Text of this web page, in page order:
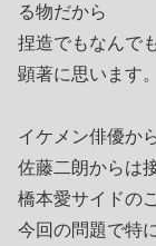
る物だから
捏造でもなんで
顕著に思います。
イケメン俳優か
佐藤二朗からは
橋本愛サイドの
今回の問題で特